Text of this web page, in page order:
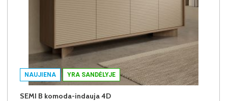
NAUJIENA YRA SANDĖLYJE
SEMI B komoda-indauja 4D